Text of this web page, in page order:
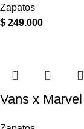
Zapatos
$ 249.000
Vans x